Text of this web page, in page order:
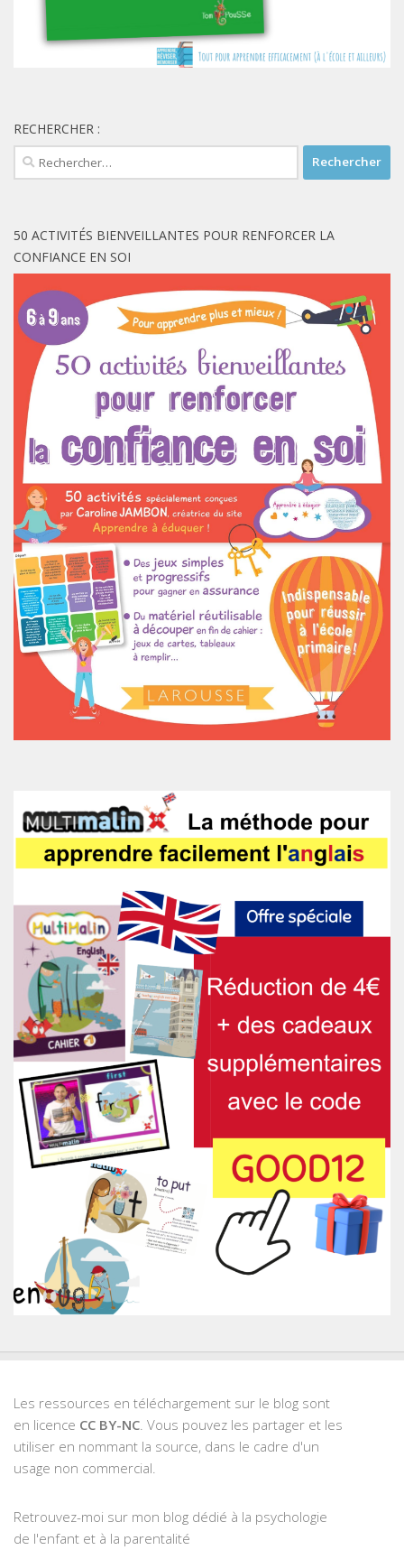
RECHERCHER :
Rechercher :
50 ACTIVITÉS BIENVEILLANTES POUR RENFORCER LA
CONFIANCE EN SOI
Les ressources en téléchargement sur le blog sont
en licence CC BY-NC . Vous pouvez les partager et les
utiliser en nommant la source, dans le cadre d'un
usage non commercial.
Retrouvez-moi sur mon blog dédié à la psychologie
de l'enfant et à la parentalité